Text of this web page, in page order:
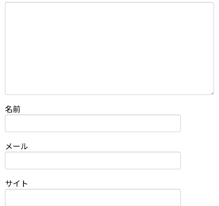
名前
メール
サイト